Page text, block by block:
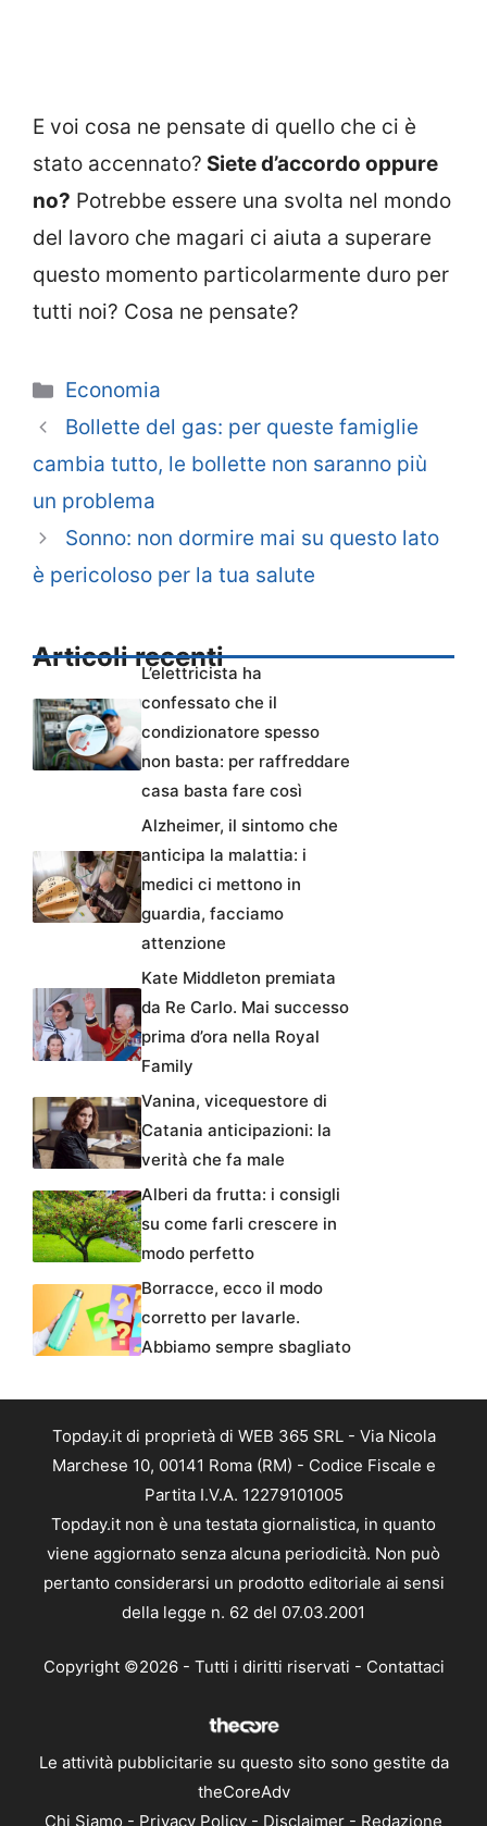
E voi cosa ne pensate di quello che ci è
stato accennato? Siete d’accordo oppure
no? Potrebbe essere una svolta nel mondo
del lavoro che magari ci aiuta a superare
questo momento particolarmente duro per
tutti noi? Cosa ne pensate?
Categorie
Economia
Bollette del gas: per queste famiglie
cambia tutto, le bollette non saranno più
un problema
Sonno: non dormire mai su questo lato
è pericoloso per la tua salute
Articoli recenti
L’elettricista ha
confessato che il
condizionatore spesso
non basta: per raffreddare
casa basta fare così
Alzheimer, il sintomo che
anticipa la malattia: i
medici ci mettono in
guardia, facciamo
attenzione
Kate Middleton premiata
da Re Carlo. Mai successo
prima d’ora nella Royal
Family
Vanina, vicequestore di
Catania anticipazioni: la
verità che fa male
Alberi da frutta: i consigli
su come farli crescere in
modo perfetto
Borracce, ecco il modo
corretto per lavarle.
Abbiamo sempre sbagliato
Topday.it di proprietà di WEB 365 SRL - Via Nicola
Marchese 10, 00141 Roma (RM) - Codice Fiscale e
Partita I.V.A. 12279101005
Topday.it non è una testata giornalistica, in quanto
viene aggiornato senza alcuna periodicità. Non può
pertanto considerarsi un prodotto editoriale ai sensi
della legge n. 62 del 07.03.2001
Copyright ©2026 - Tutti i diritti riservati - Contattaci
Le attività pubblicitarie su questo sito sono gestite da
theCoreAdv
Chi Siamo - Privacy Policy - Disclaimer - Redazione